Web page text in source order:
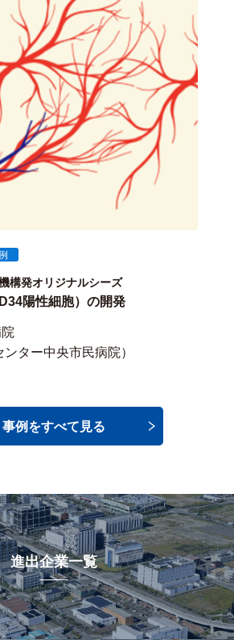
構発オリジナルシーズ
陽性細胞）の開発
ンター中央市民病院）
事例をすべて見る
進出企業一覧